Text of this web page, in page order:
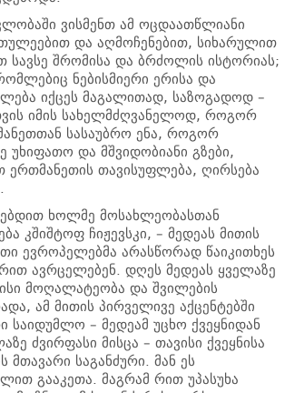
ვისმენთ ამ ოცდაათწლიანი
და აღმოჩენებით, სიხარულით
სავსე შრომისა და ბრძოლის ისტორიას;
ნებისმიერი ერისა და
იქცეს მაგალითად, საზოგადოდ –
იმის სახელმძღვანელოდ, როგორ
სასაუბრო ენა, როგორ
უხიფათო და მშვიდობიანი გზები,
თავისუფლება, ღირსება
ხოლმე მოსახლეობასთან
კშიშტოფ ჩიჟევსკი, – მედეას მითის
ევროპელებმა არასწორად წაიკითხეს
ავრცელებენ. დღეს მედეას ყველაზე
მოღალატეობა და შვილების
ამ მითის პირველივე აქცენტებში
საიდუმლო – მედეამ უცხო ქვეყნიდან
ძვირფასი მისცა – თავისი ქვეყნისა
მთავარი საგანძური. მან ეს
გააკეთა. მაგრამ რით უპასუხა